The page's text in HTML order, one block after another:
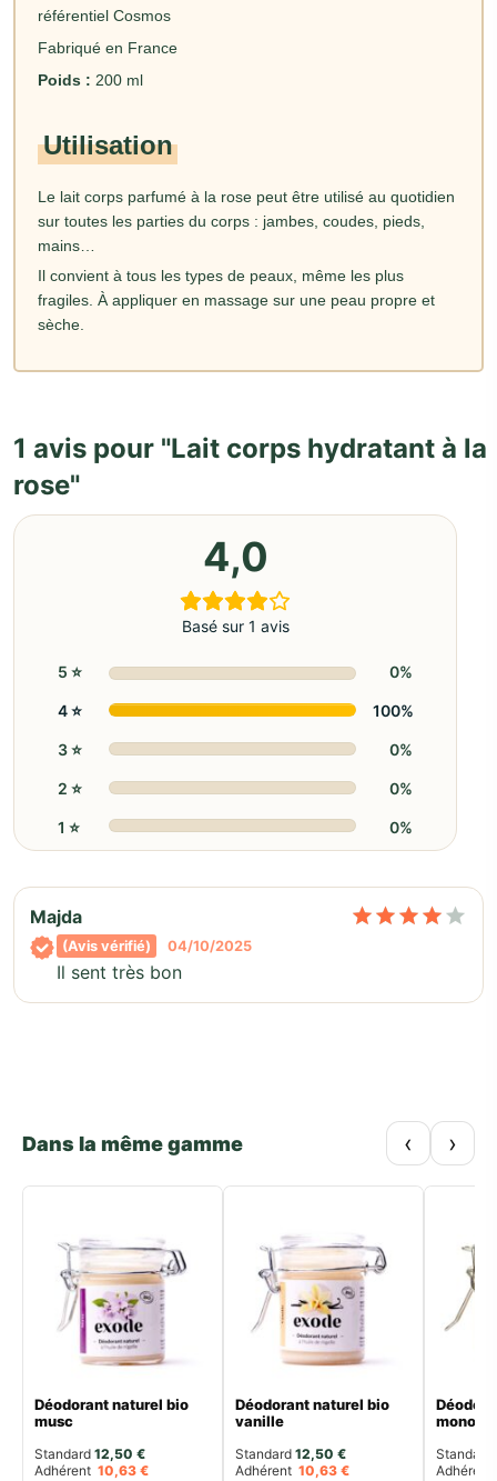
référentiel Cosmos
Fabriqué en France
Poids : 200 ml
Utilisation
Le lait corps parfumé à la rose peut être utilisé au quotidien
sur toutes les parties du corps : jambes, coudes, pieds,
mains…
Il convient à tous les types de peaux, même les plus
fragiles. À appliquer en massage sur une peau propre et
sèche.
1 avis pour Lait corps hydratant à la
rose
4,0
Basé sur 1 avis
5 ⭐️ 0%
4 ⭐️ 100%
3 ⭐️ 0%
2 ⭐️ 0%
1 ⭐️ 0%
Majda
(Avis vérifié) 04/10/2025
Il sent très bon
Dans la même gamme ‹ ›
Déodorant naturel bio
musc
Standard 12,50 €
Adhérent 10,63 €
Déodorant naturel bio
vanille
Standard 12,50€
Adhérent10,63€
monoï
Standard